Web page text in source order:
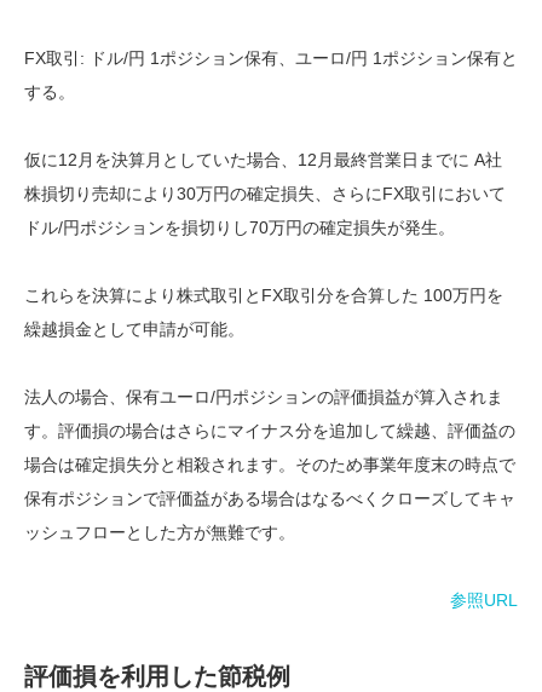
FX取引: ドル/円 1ポジション保有、ユーロ/円 1ポジション保有と
する。
仮に12月を決算月としていた場合、12月最終営業日までに A社
株損切り売却により30万円の確定損失、さらにFX取引において
ドル/円ポジションを損切りし70万円の確定損失が発生。
これらを決算により株式取引とFX取引分を合算した 100万円を
繰越損金として申請が可能。
法人の場合、保有ユーロ/円ポジションの評価損益が算入されま
す。評価損の場合はさらにマイナス分を追加して繰越、評価益の
場合は確定損失分と相殺されます。そのため事業年度末の時点で
保有ポジションで評価益がある場合はなるべくクローズしてキャ
ッシュフローとした方が無難です。
参照URL
評価損を利用した節税例